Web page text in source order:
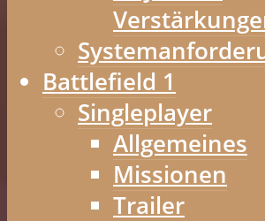
Battlefield 1
Singleplayer
Allgemeines
Missionen
Trailer